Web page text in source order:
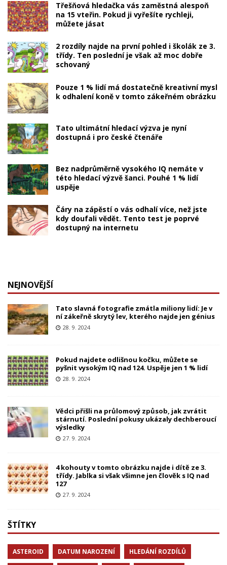
Třešňová hledačka vás zaměstná alespoň
na 15 vteřin. Pokud ji vyřešíte rychleji,
můžete jásat
2 rozdíly najde na první pohled i školák ze 3.
třídy. Ten poslední je však až moc dobře
schovaný
Pouze 1 % lidí má dostatečně kreativní mysl
k odhalení koně v tomto zákeřném obrázku
Tato ultimátní hledací výzva je nyní
dostupná i pro české čtenáře
Bez nadprůměrně vysokého IQ nemáte v
této hledací výzvě šanci. Pouhé 1 % lidí
uspěje
Čáry na zápěstí o vás odhalí více, než jste
kdy doufali vědět. Tento test je poprvé
dostupný na internetu
NEJNOVĚJŠÍ
Tato slavná fotografie zmátla miliony lidí: Je v
ní zákeřně skrytý lev, kterého najde jen génius
28. 9. 2024
Pokud najdete odlišnou kočku, můžete se
pyšnit vysokým IQ nad 124. Uspěje jen 1 % lidí
28. 9. 2024
Vědci přišli na průlomový způsob, jak zvrátit
stárnutí. Poslední pokusy ukázaly dechberoucí
výsledky
27. 9. 2024
4 kohouty v tomto obrázku najde i dítě ze 3.
třídy. Jablka si však všimne jen člověk s IQ nad
127
27. 9. 2024
ŠTÍTKY
ASTEROID DATUM NAROZENÍ HLEDÁNÍ ROZDÍLŮ